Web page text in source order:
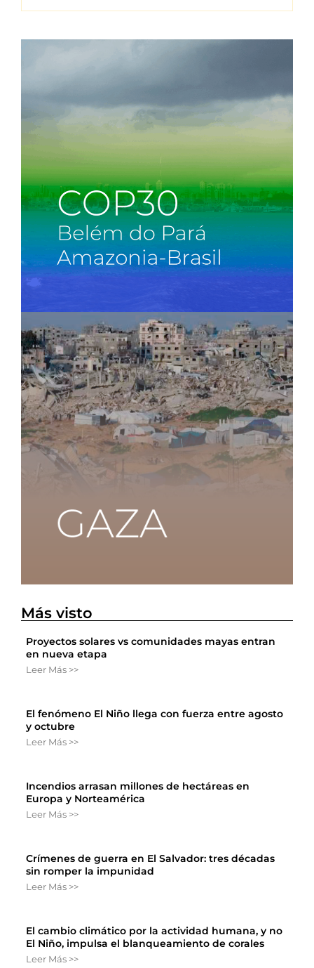
Más visto
Proyectos solares vs comunidades mayas entran
en nueva etapa
Leer Más >>
El fenómeno El Niño llega con fuerza entre agosto
y octubre
Leer Más >>
Incendios arrasan millones de hectáreas en
Europa y Norteamérica
Leer Más >>
Crímenes de guerra en El Salvador: tres décadas
sin romper la impunidad
Leer Más >>
El cambio climático por la actividad humana, y no
El Niño, impulsa el blanqueamiento de corales
Leer Más >>